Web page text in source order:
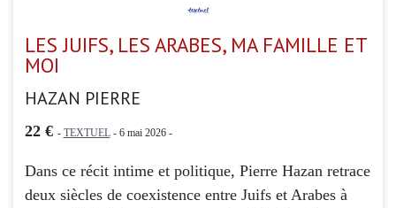
LES JUIFS, LES ARABES, MA FAMILLE ET
MOI
HAZAN PIERRE
22 € - TEXTUEL- 6 mai 2026 -
Dans ce récit intime et politique, Pierre Hazan retrace
deux siècles de coexistence entre Juifs et Arabes à